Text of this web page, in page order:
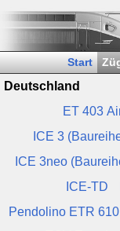
Start
Deutschland
ET 403
ICE 3
ICE 3neo
ICE‑TD
Pendolino ETR